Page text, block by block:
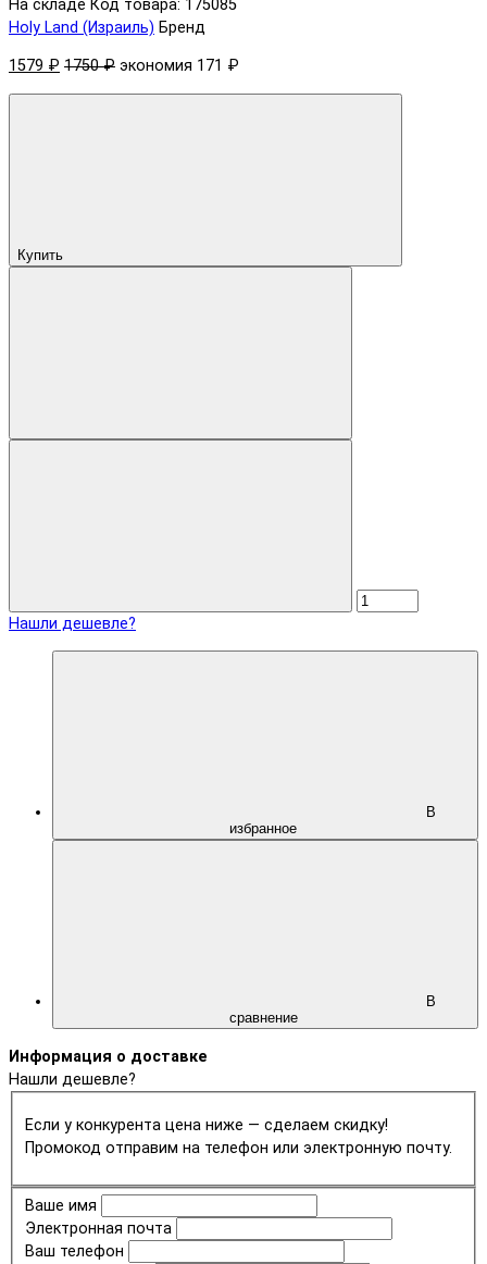
На складе Код товара: 175085
Holy Land (Израиль) Бренд
1579 ₽ 1750 ₽ экономия 171 ₽
Купить
Нашли дешевле?
В
избранное
В
сравнение
Информация о доставке
Нашли дешевле?
Если у конкурента цена ниже — сделаем скидку!
Промокод отправим на телефон или электронную почту.
Ваше имя
Электронная почта
Ваш телефон